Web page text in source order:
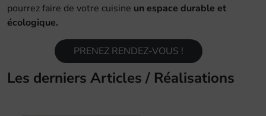
pourrez faire de votre cuisine un espace durable et
écologique.
PRENEZ RENDEZ-VOUS !
Les derniers Articles / Réalisations